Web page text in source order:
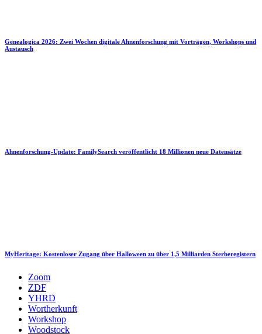
Genealogica 2026: Zwei Wochen digitale Ahnenforschung mit Vorträgen, Workshops und
Austausch
Ahnenforschung-Update: FamilySearch veröffentlicht 18 Millionen neue Datensätze
MyHeritage: Kostenloser Zugang über Halloween zu über 1,5 Milliarden Sterberegistern
Zoom
ZDF
YHRD
Wortherkunft
Workshop
Woodstock